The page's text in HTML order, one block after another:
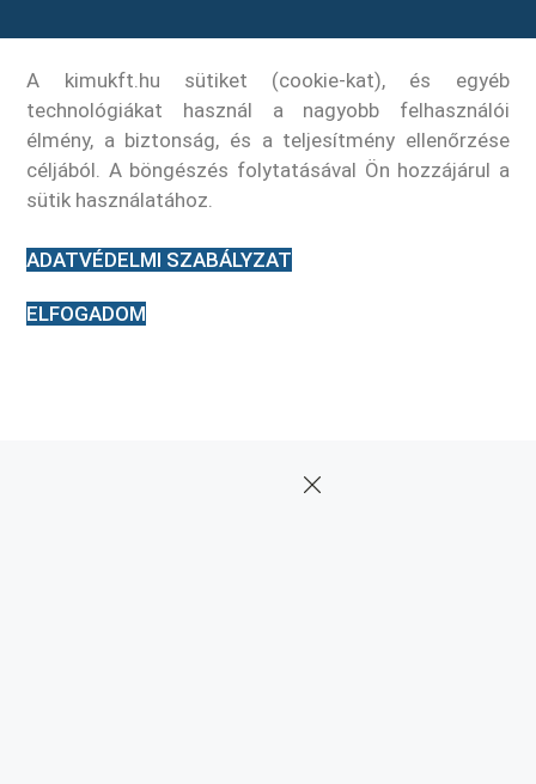
A kimukft.hu sütiket (cookie-kat), és egyéb
technológiákat használ a nagyobb felhasználói
élmény, a biztonság, és a teljesítmény ellenőrzése
céljából. A böngészés folytatásával Ön hozzájárul a
sütik használatához.
ADATVÉDELMI SZABÁLYZAT
ELFOGADOM